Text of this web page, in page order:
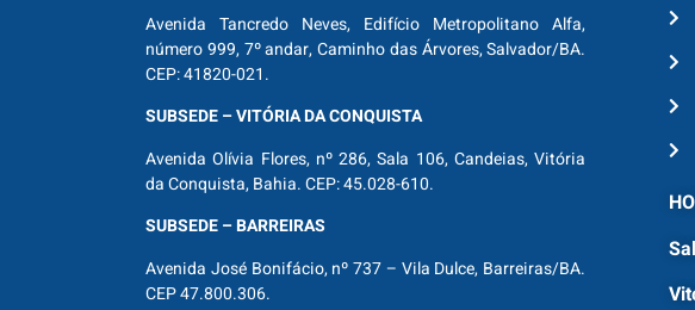
Avenida Tancredo Neves, Edifício Metropolitano Alfa,
número 999, 7º andar, Caminho das Árvores, Salvador/BA.
CEP: 41820-021.
SUBSEDE – VITÓRIA DA CONQUISTA
Avenida Olívia Flores, nº 286, Sala 106, Candeias, Vitória
da Conquista, Bahia. CEP: 45.028-610.
SUBSEDE – BARREIRAS
Avenida José Bonifácio, nº 737 – Vila Dulce, Barreiras/BA.
CEP 47.800.306.